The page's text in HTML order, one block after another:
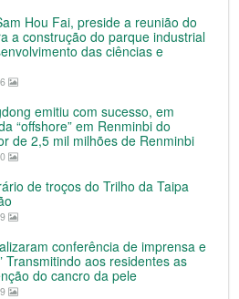
Hou Fai, preside a reunião do
a construção do parque industrial
das ciências e
emitiu com sucesso, em
“offshore” em Renminbi do
de 2,5 mil milhões de Renminbi
de troços do Trilho da Taipa
conferência de imprensa e
Transmitindo aos residentes as
do cancro da pele